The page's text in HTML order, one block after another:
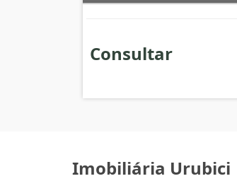
Consultar
Imobiliária Urubici